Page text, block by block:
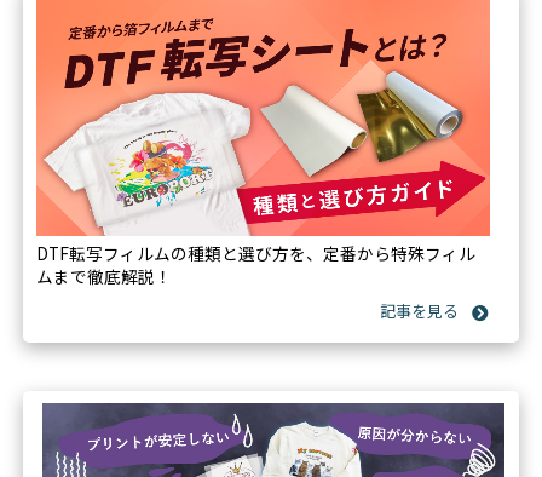
DTF転写フィルムの種類と選び方を、定番から特殊フィル
ムまで徹底解説！